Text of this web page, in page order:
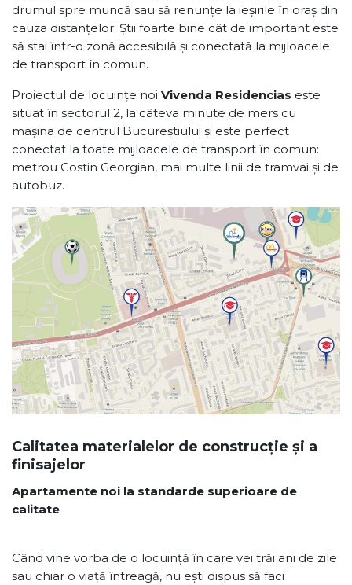
drumul spre muncă sau să renunțe la ieșirile în oraș din
cauza distanțelor. Știi foarte bine cât de important este
să stai într-o zonă accesibilă și conectată la mijloacele
de transport în comun.
Proiectul de locuințe noi Vivenda Residencias este
situat în sectorul 2, la câteva minute de mers cu
mașina de centrul Bucureștiului și este perfect
conectat la toate mijloacele de transport în comun:
metrou Costin Georgian, mai multe linii de tramvai și de
autobuz.
Calitatea materialelor de construcție și a
finisajelor
Apartamente noi la standarde superioare de
calitate
Când vine vorba de o locuință în care vei trăi ani de zile
sau chiar o viață întreagă, nu ești dispus să faci